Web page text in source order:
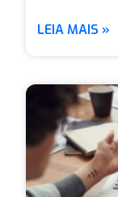
LEIA MAIS »